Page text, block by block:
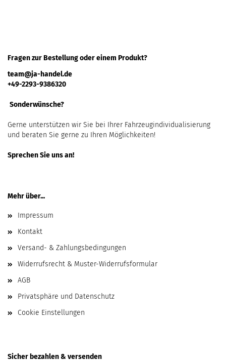
Fragen zur Bestellung oder einem Produkt?
team@ja-handel.de
+49-2293-9386320
Sonderwünsche?
Gerne unterstützen wir Sie bei Ihrer Fahrzeugindividualisierung
und beraten Sie gerne zu Ihren Möglichkeiten!
Sprechen Sie uns an!
Mehr über...
Impressum
Kontakt
Versand- & Zahlungsbedingungen
Widerrufsrecht & Muster-Widerrufsformular
AGB
Privatsphäre und Datenschutz
Cookie Einstellungen
Sicher bezahlen & versenden